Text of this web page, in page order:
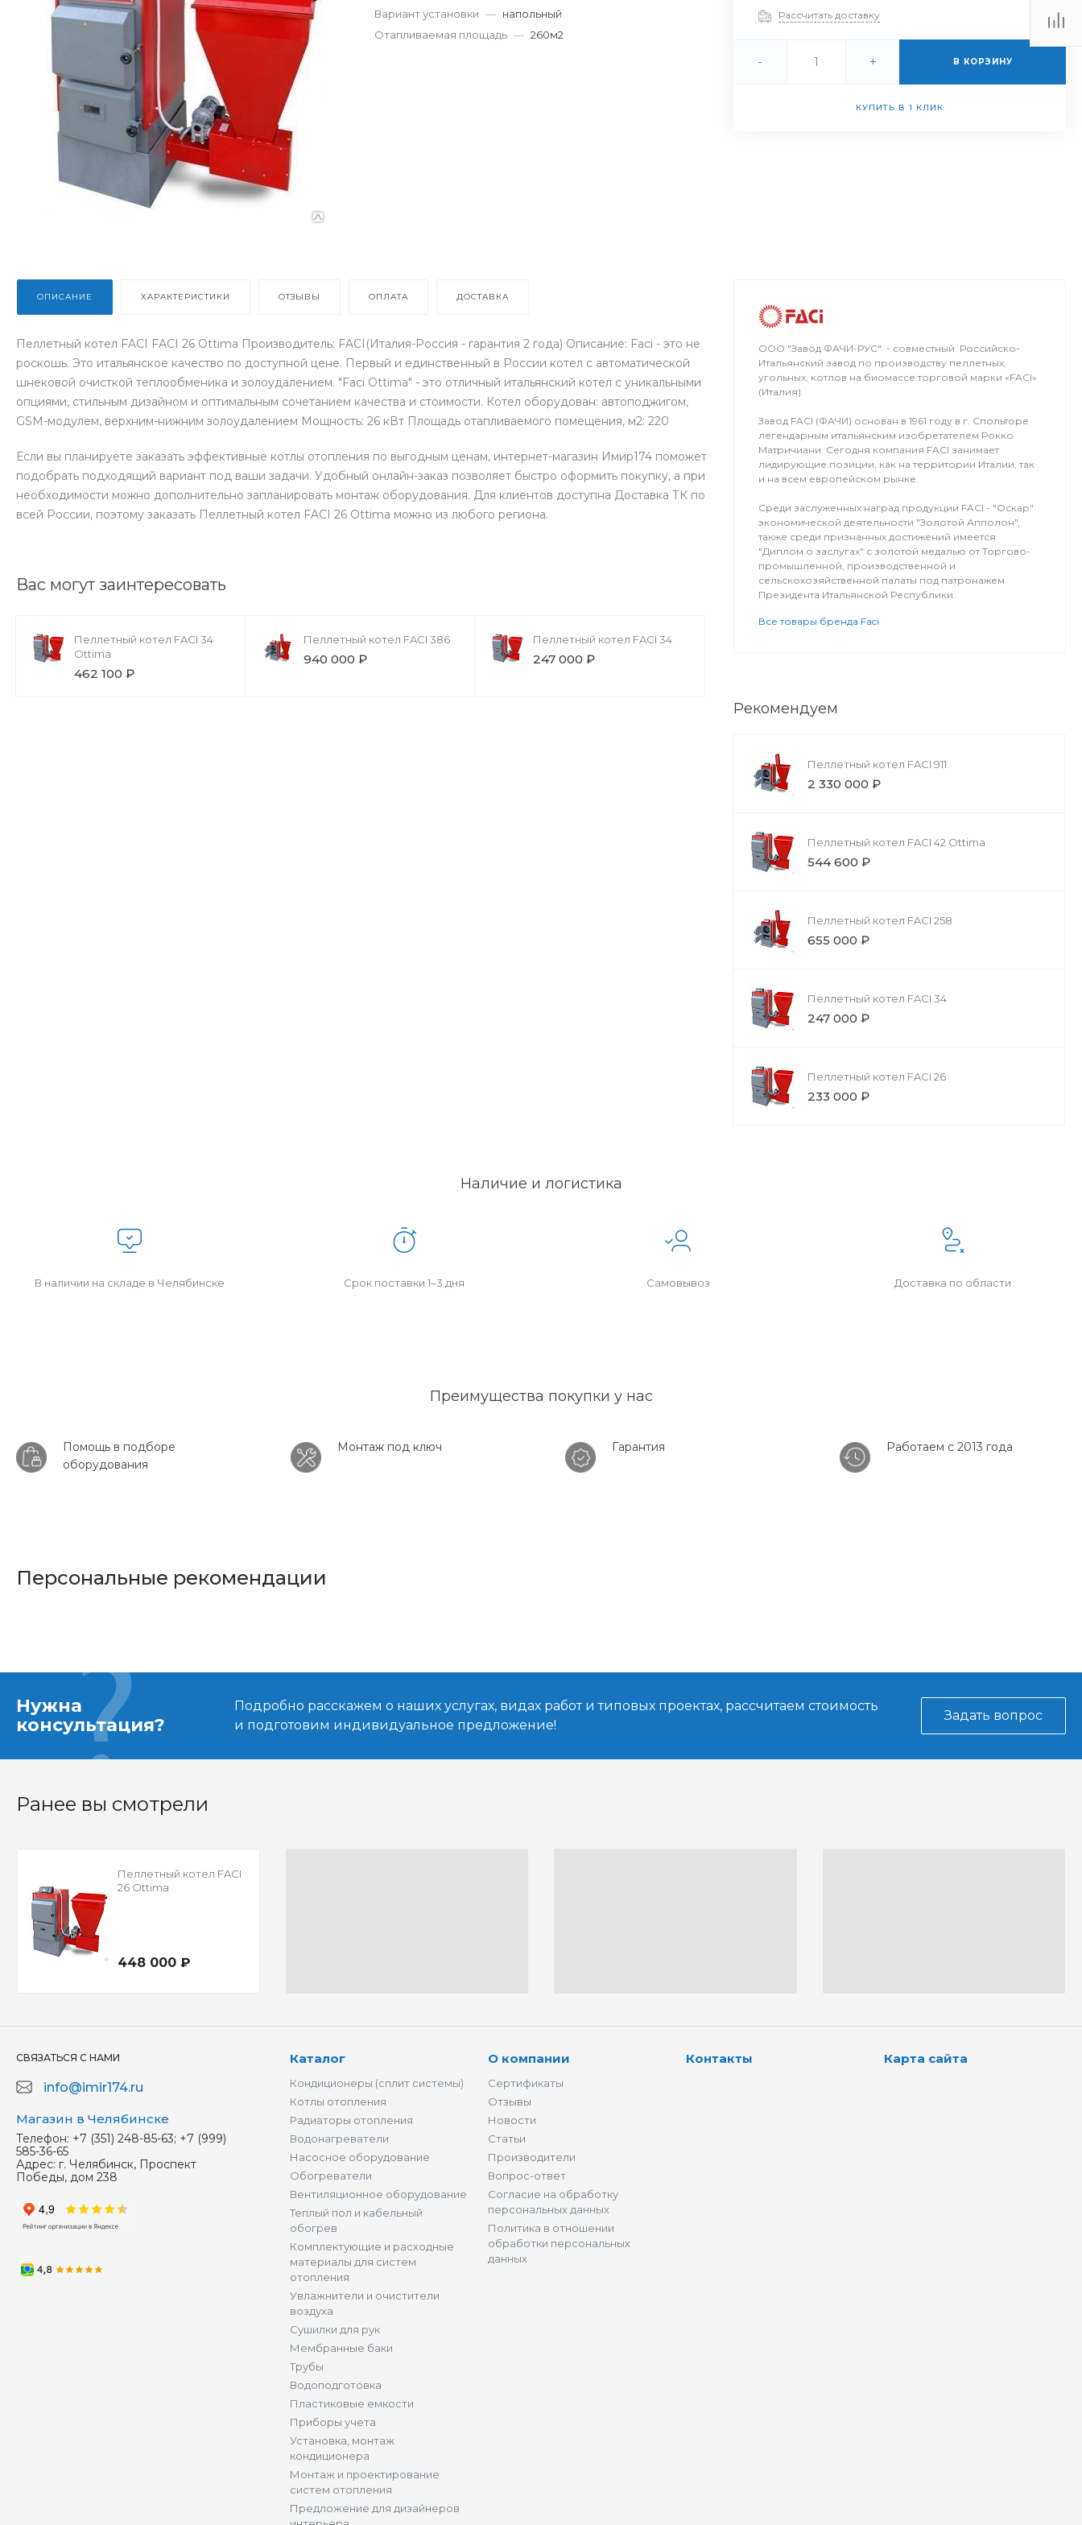
Вариант установки — напольный
Отапливаемая площадь — 260м2
Рассчитать доставку
- + В КОРЗИНУ
КУПИТЬ В 1 КЛИК
ОПИСАНИЕ ХАРАКТЕРИСТИКИ ОТЗЫВЫ ОПЛАТА ДОСТАВКА
Пеллетный котел FACI FACI 26 Ottima Производитель: FACI(Италия-Россия - гарантия 2 года) Описание: Faci - это не
роскошь. Это итальянское качество по доступной цене. Первый и единственный в России котел с автоматической
шнековой очисткой теплообменика и золоудалением. "Faci Ottima" - это отличный итальянский котел с уникальными
опциями, стильным дизайном и оптимальным сочетанием качества и стоимости. Котел оборудован: автоподжигом,
GSM-модулем, верхним-нижним золоудалением Мощность: 26 кВт Площадь отапливаемого помещения, м2: 220
Если вы планируете заказать эффективные котлы отопления по выгодным ценам, интернет-магазин Имир174 поможет
подобрать подходящий вариант под ваши задачи. Удобный онлайн-заказ позволяет быстро оформить покупку, а при
необходимости можно дополнительно запланировать монтаж оборудования. Для клиентов доступна Доставка ТК по
всей России, поэтому заказать Пеллетный котел FACI 26 Ottima можно из любого региона.
Вас могут заинтересовать
Пеллетный котел FACI 34
Ottima
462 100 ₽
Пеллетный котел FACI 386
940 000 ₽
Пеллетный котел FACI 34
247 000 ₽
ООО "Завод ФАЧИ-РУС" - совместный Российско-
Итальянский завод по производству пеллетных,
угольных, котлов на биомассе торговой марки «FACI»
(Италия).
Завод FACI (ФАЧИ) основан в 1961 году в г. Спольторе
легендарным итальянским изобретателем Рокко
Матричиани. Сегодня компания FACI занимает
лидирующие позиции, как на территории Италии, так
и на всем европейском рынке.
Среди заслуженных наград продукции FACI - "Оскар"
экономической деятельности "Золотой Апполон",
также среди признанных достижений имеется
"Диплом о заслугах" с золотой медалью от Торгово-
промышленной, производственной и
сельскохозяйственной палаты под патронажем
Президента Итальянской Республики.
Все товары бренда Faci
Рекомендуем
Пеллетный котел FACI 911
2 330 000 ₽
Пеллетный котел FACI 42 Ottima
544 600 ₽
Пеллетный котел FACI 258
655 000 ₽
Пеллетный котел FACI 34
247 000 ₽
Пеллетный котел FACI 26
233 000 ₽
Наличие и логистика
В наличии на складе в Челябинске Срок поставки 1–3 дня Самовывоз Доставка по области
Преимущества покупки у нас
Помощь в подборе
оборудования
Монтаж под ключ Гарантия Работаем с 2013 года
Персональные рекомендации
Нужна
консультация?
Подробно расскажем о наших услугах, видах работ и типовых проектах, рассчитаем стоимость
и подготовим индивидуальное предложение!
Задать вопрос
Ранее вы смотрели
Пеллетный котел FACI
26 Ottima
448 000 ₽
СВЯЗАТЬСЯ С НАМИ
info@imir174.ru
Магазин в Челябинске
Телефон: +7 (351) 248-85-63; +7 (999)
585-36-65
Адрес: г. Челябинск, Проспект
Победы, дом 238
Каталог
Кондиционеры (сплит системы)
Котлы отопления
Радиаторы отопления
Водонагреватели
Насосное оборудование
Обогреватели
Вентиляционное оборудование
Теплый пол и кабельный
обогрев
Комплектующие и расходные
материалы для систем
отопления
Увлажнители и очистители
воздуха
Сушилки для рук
Мембранные баки
Трубы
Водоподготовка
Пластиковые емкости
Приборы учета
Установка, монтаж
кондиционера
Монтаж и проектирование
систем отопления
Предложение для дизайнеров
О компании
Сертификаты
Отзывы
Новости
Статьи
Производители
Вопрос-ответ
Согласие на обработку
персональных данных
Политика в отношении
обработки персональных
данных
Контакты Карта сайта